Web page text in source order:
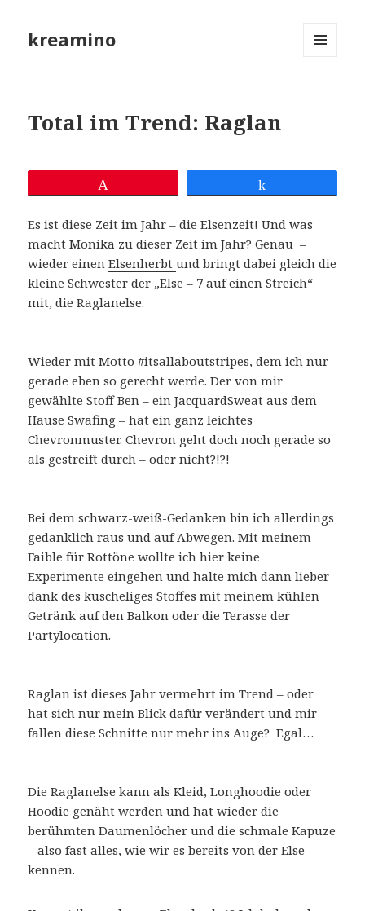
kreamino
Total im Trend: Raglan
Es ist diese Zeit im Jahr – die Elsenzeit! Und was
macht Monika zu dieser Zeit im Jahr? Genau –
wieder einenElsenherbtund bringt dabei gleich die
kleine Schwester der „Else – 7 auf einen Streich“
mit, die Raglanelse.
Wieder mit Motto #itsallaboutstripes, dem ich nur
gerade eben so gerecht werde. Der von mir
gewählte Stoff Ben – ein JacquardSweat aus dem
Hause Swafing – hat ein ganz leichtes
Chevronmuster. Chevron geht doch noch gerade so
als gestreift durch – oder nicht?!?!
Bei dem schwarz-weiß-Gedanken bin ich allerdings
gedanklich raus und auf Abwegen. Mit meinem
Faible für Rottöne wollte ich hier keine
Experimente eingehen und halte mich dann lieber
dank des kuscheliges Stoffes mit meinem kühlen
Getränk auf den Balkon oder die Terasse der
Partylocation.
Raglan ist dieses Jahr vermehrt im Trend – oder
hat sich nur mein Blick dafür verändert und mir
fallen diese Schnitte nur mehr ins Auge? Egal…
Die Raglanelse kann als Kleid, Longhoodie oder
Hoodie genäht werden und hat wieder die
berühmten Daumenlöcher und die schmale Kapuze
– also fast alles, wie wir es bereits von der Else
kennen.